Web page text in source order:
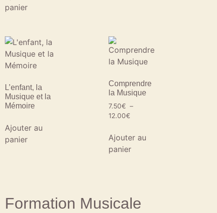
panier
L’enfant, la
Musique et la
Mémoire
Ajouter au
panier
Comprendre
la Musique
7.50€ –
12.00€
Ajouter au
panier
Formation Musicale